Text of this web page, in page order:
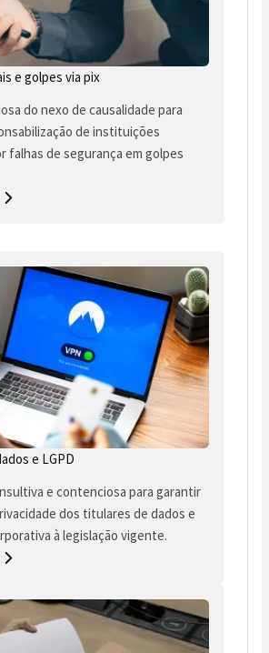
e golpes via pix
do nexo de causalidade para
de instituições
falhas de segurança em golpes
e LGPD
e contenciosa para garantir
dos titulares de dados e
à legislação vigente.